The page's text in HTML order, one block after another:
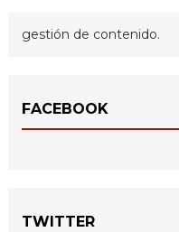
gestión de contenido.
FACEBOOK
TWITTER